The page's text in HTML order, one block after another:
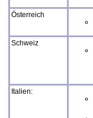
Österreich
Schweiz
Italien: